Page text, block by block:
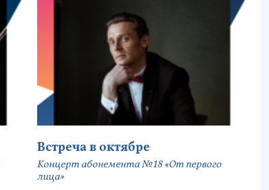
Встреча в октябре
Концерт абонемента №18 «От первого
лица»